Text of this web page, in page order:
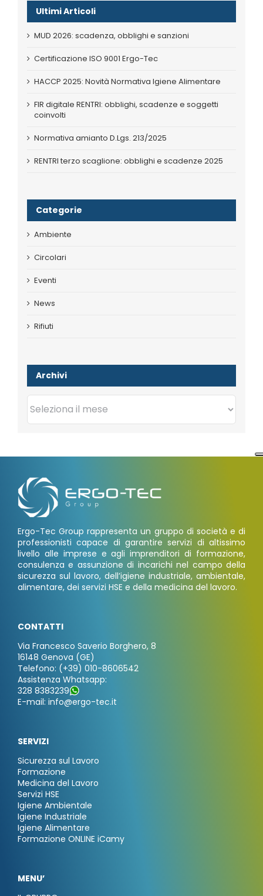
Ultimi Articoli
MUD 2026: scadenza, obblighi e sanzioni
Certificazione ISO 9001 Ergo-Tec
HACCP 2025: Novità Normativa Igiene Alimentare
FIR digitale RENTRI: obblighi, scadenze e soggetti
coinvolti
Normativa amianto D.Lgs. 213/2025
RENTRI terzo scaglione: obblighi e scadenze 2025
Categorie
Ambiente
Circolari
Eventi
News
Rifiuti
Archivi
Archivi
Ergo-Tec Group rappresenta un gruppo di società e di
professionisti capace di garantire servizi di altissimo
livello alle imprese e agli imprenditori di formazione,
consulenza e assunzione di incarichi nel campo della
sicurezza sul lavoro, dell’igiene industriale, ambientale,
alimentare, dei servizi HSE e della medicina del lavoro.
CONTATTI
Via Francesco Saverio Borghero, 8
16148 Genova (GE)
Telefono: (+39) 010-8606542
Assistenza Whatsapp:
328 8383239
E-mail: info@ergo-tec.it
SERVIZI
Sicurezza sul Lavoro
Formazione
Medicina del Lavoro
Servizi HSE
Igiene Ambientale
Igiene Industriale
Igiene Alimentare
Formazione ONLINE iCamy
MENU’